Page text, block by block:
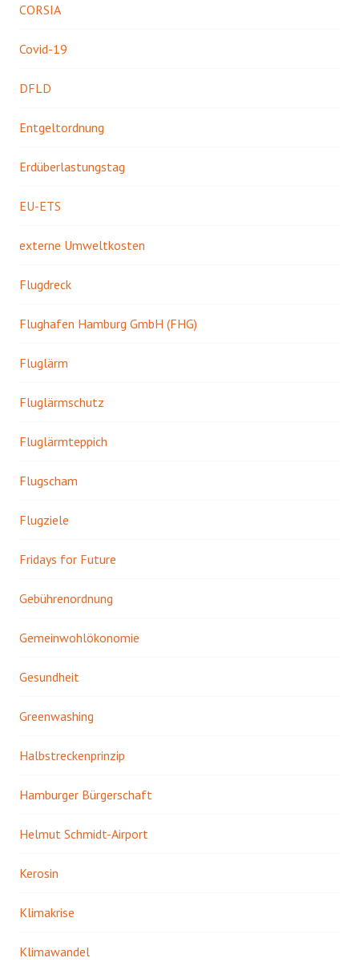
CORSIA
Covid-19
DFLD
Entgeltordnung
Erdüberlastungstag
EU-ETS
externe Umweltkosten
Flugdreck
Flughafen Hamburg GmbH (FHG)
Fluglärm
Fluglärmschutz
Fluglärmteppich
Flugscham
Flugziele
Fridays for Future
Gebührenordnung
Gemeinwohlökonomie
Gesundheit
Greenwashing
Halbstreckenprinzip
Hamburger Bürgerschaft
Helmut Schmidt-Airport
Kerosin
Klimakrise
Klimawandel